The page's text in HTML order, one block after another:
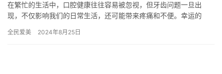
在繁忙的生活中，口腔健康往往容易被忽视，但牙齿问题一旦出
现，不仅影响我们的日常生活，还可能带来疼痛和不便。幸运的
仁爱口腔和…
全民爱美 2024年8月25日